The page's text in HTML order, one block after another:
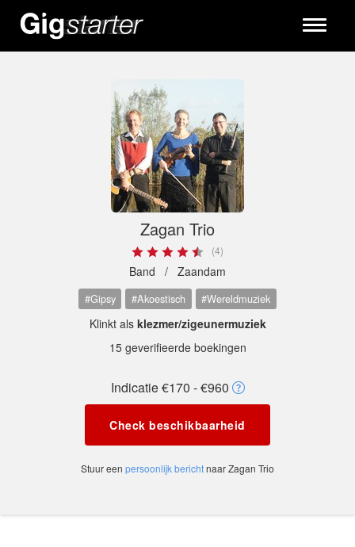
Toggle
Zagan Trio
(4)
Band / Zaandam
#Gipsy #Akoestisch #Wereldmuziek
Klinkt als klezmer/zigeunermuziek
15 geverifieerde boekingen
Indicatie €170 - €960
Check beschikbaarheid
Stuur een persoonlijk berichtnaar Zagan Trio